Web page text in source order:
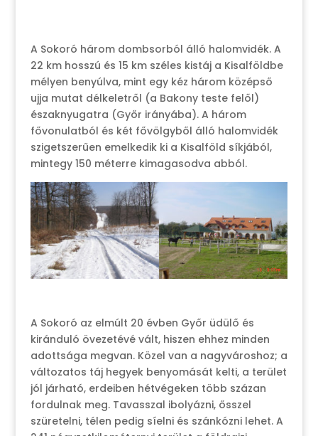
A Sokoró három dombsorból álló halomvidék. A
22 km hosszú és 15 km széles kistáj a Kisalföldbe
mélyen benyúlva, mint egy kéz három középső
ujja mutat délkeletről (a Bakony teste felől)
északnyugatra (Győr irányába). A három
fővonulatból és két fővölgyből álló halomvidék
szigetszerűen emelkedik ki a Kisalföld síkjából,
mintegy 150 méterre kimagasodva abból.
A Sokoró az elmúlt 20 évben Győr üdülő és
kiránduló övezetévé vált, hiszen ehhez minden
adottsága megvan. Közel van a nagyvároshoz; a
változatos táj hegyek benyomását kelti, a terület
jól járható, erdeiben hétvégeken több százan
fordulnak meg. Tavasszal ibolyázni, ősszel
szüretelni, télen pedig síelni és szánkózni lehet. A